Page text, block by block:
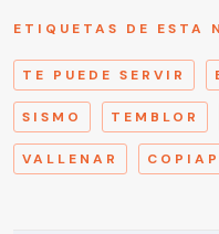
ETIQUETAS DE ESTA
TE PUEDE SERVIR
SISMO TEMBLOR
VALLENAR